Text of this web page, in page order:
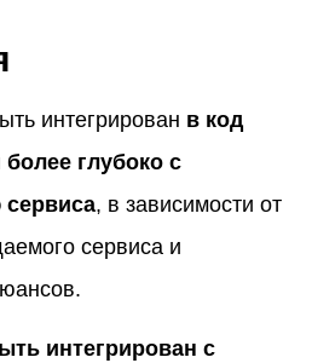
интегрирован в код
глубоко с
, в зависимости от
сервиса и
интегрирован с